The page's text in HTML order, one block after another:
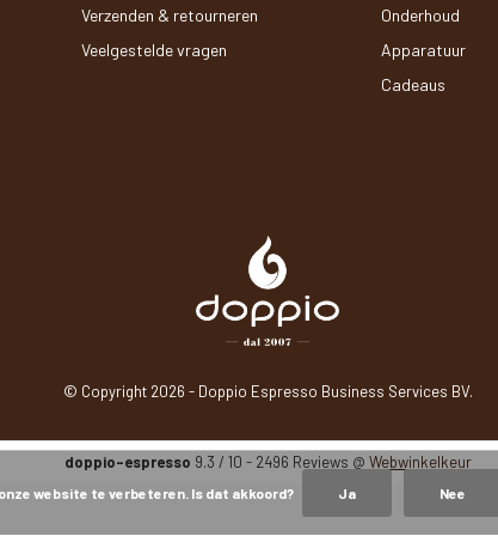
Verzenden & retourneren
Veelgestelde vragen
Onderhoud
Apparatuur
Cadeaus
© Copyright 2026 - Doppio Espresso Business Services BV.
doppio-espresso 9.3 / 10 - 2496 Reviews @ Webwinkelkeur
website te verbeteren. Is dat akkoord? Ja Nee